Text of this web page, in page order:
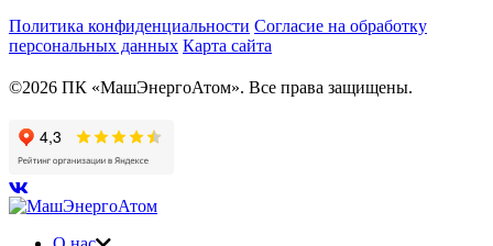
Политика конфиденциальности Согласие на обработку
персональных данных Карта сайта
©2026 ПК «МашЭнергоАтом». Все права защищены.